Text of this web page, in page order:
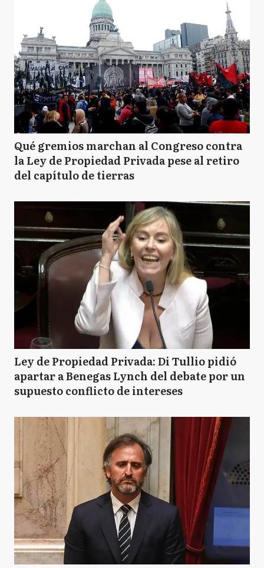
Qué gremios marchan al Congreso contra
la Ley de Propiedad Privada pese al retiro
del capítulo de tierras
Ley de Propiedad Privada: Di Tullio pidió
apartar a Benegas Lynch del debate por un
supuesto conflicto de intereses